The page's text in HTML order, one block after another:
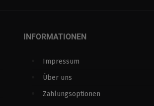
INFORMATIONEN
Impressum
Über uns
Zahlungsoptionen